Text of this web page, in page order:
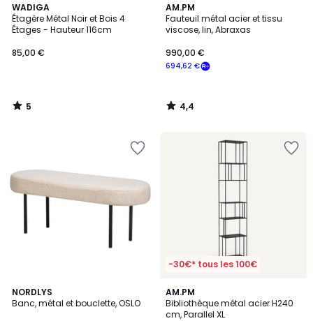
WADIGA
Étagère Métal Noir et Bois 4
Étages - Hauteur 116cm
85,00 €
5
/
5
5
/
AM.PM
Fauteuil métal acier et tissu
viscose, lin, Abraxas
694,62 €
990,00 €
4,4
/ 5
4,4
/
NORDLYS
Banc, métal et bouclette, OSLO
-30€* tous les 100€
AM.PM
Bibliothèque métal acier H240
cm, Parallel XL
4,7
/ 5